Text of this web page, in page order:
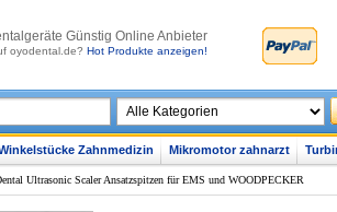
Günstig Online Anbieter
oyodental.de? Hot Produkte anzeigen!
Zahnmedizin Mikromotor zahnarzt
Ultrasonic Scaler Ansatzspitzen für EMS und WOODPECKER